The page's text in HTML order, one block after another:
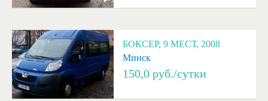
БОКСЕР, 9 МЕСТ, 2008
Минск
150,0 руб./сутки